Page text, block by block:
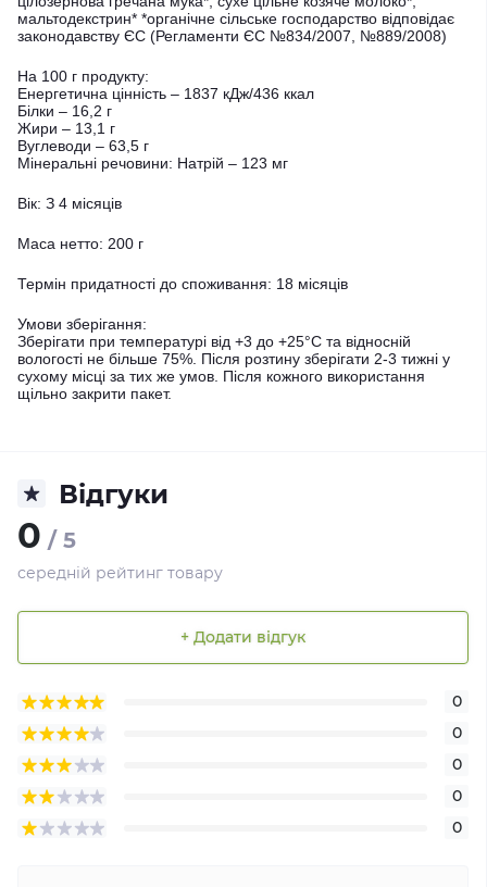
мальтодекстрин* *органічне сільське господарство відповідає
законодавству ЄС (Регламенти ЄС №834/2007, №889/2008)
На 100 г продукту:
Енергетична цінність – 1837 кДж/436 ккал
Білки – 16,2 г
Жири – 13,1 г
Вуглеводи – 63,5 г
Мінеральні речовини: Натрій – 123 мг
Вік: З 4 місяців
Маса нетто: 200 г
Термін придатності до споживання: 18 місяців
Умови зберігання:
Зберігати при температурі від +3 до +25°C та відносній
вологості не більше 75%. Після розтину зберігати 2-3 тижні у
сухому місці за тих же умов. Після кожного використання
щільно закрити пакет.
Відгуки
0 / 5
середній рейтинг товару
+ Додати відгук
0
0
0
0
0